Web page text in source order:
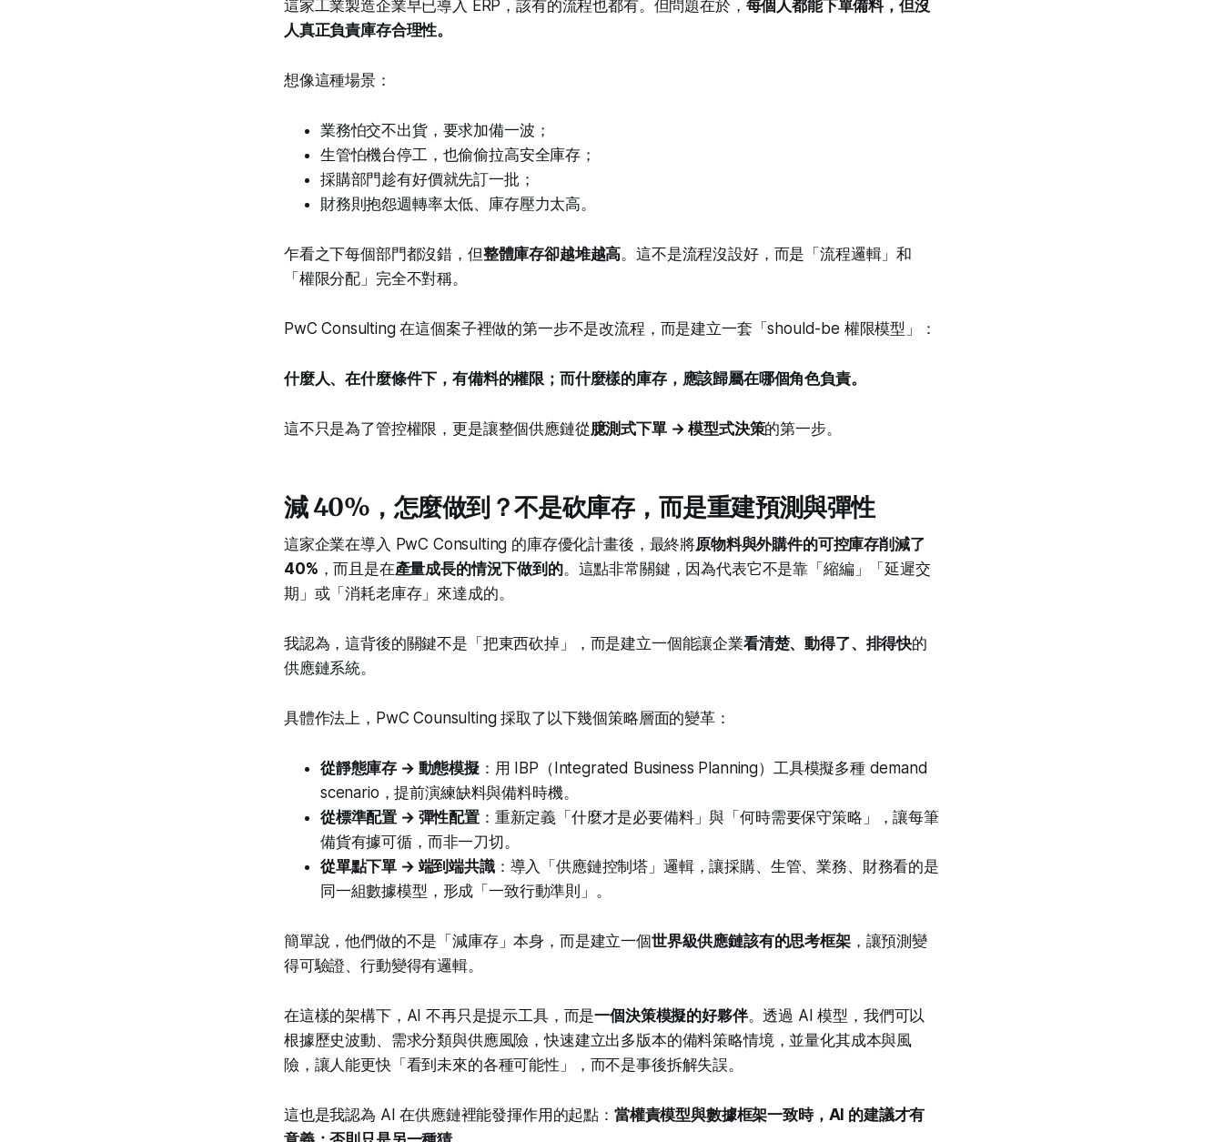
這家工業製造企業早已導入 ERP，該有的流程也都有。但問題在於， 每個人都能下單備料，但沒
人真正負責庫存合理性。
想像這種場景：
業務怕交不出貨，要求加備一波；
生管怕機台停工，也偷偷拉高安全庫存；
採購部門趁有好價就先訂一批；
財務則抱怨週轉率太低、庫存壓力太高。
乍看之下每個部門都沒錯，但整體庫存卻越堆越高。這不是流程沒設好，而是「流程邏輯」和
「權限分配」完全不對稱。
PwC Consulting 在這個案子裡做的第一步不是改流程，而是建立一套「should-be 權限模型」：
什麼人、在什麼條件下，有備料的權限；而什麼樣的庫存，應該歸屬在哪個角色負責。
這不只是為了管控權限，更是讓整個供應鏈從臆測式下單 → 模型式決策的第一步。
減 40%，怎麼做到？不是砍庫存，而是重建預測與彈性
這家企業在導入 PwC Consulting 的庫存優化計畫後，最終將原物料與外購件的可控庫存削減了
40% ，而且是在產量成長的情況下做到的。這點非常關鍵，因為代表它不是靠「縮編」「延遲交
期」或「消耗老庫存」來達成的。
我認為，這背後的關鍵不是「把東西砍掉」，而是建立一個能讓企業看清楚、動得了、排得快的
供應鏈系統。
具體作法上，PwC Counsulting 採取了以下幾個策略層面的變革：
從靜態庫存 → 動態模擬：用 IBP（Integrated Business Planning）工具模擬多種 demand
scenario，提前演練缺料與備料時機。
從標準配置 → 彈性配置：重新定義「什麼才是必要備料」與「何時需要保守策略」，讓每筆
備貨有據可循，而非一刀切。
從單點下單 → 端到端共識：導入「供應鏈控制塔」邏輯，讓採購、生管、業務、財務看的是
同一組數據模型，形成「一致行動準則」。
簡單說，他們做的不是「減庫存」本身，而是建立一個世界級供應鏈該有的思考框架，讓預測變
得可驗證、行動變得有邏輯。
在這樣的架構下，AI 不再只是提示工具，而是一個決策模擬的好夥伴。透過 AI 模型，我們可以
根據歷史波動、需求分類與供應風險，快速建立出多版本的備料策略情境，並量化其成本與風
險，讓人能更快「看到未來的各種可能性」，而不是事後拆解失誤。
這也是我認為 AI 在供應鏈裡能發揮作用的起點： 當權責模型與數據框架一致時，AI 的建議才有